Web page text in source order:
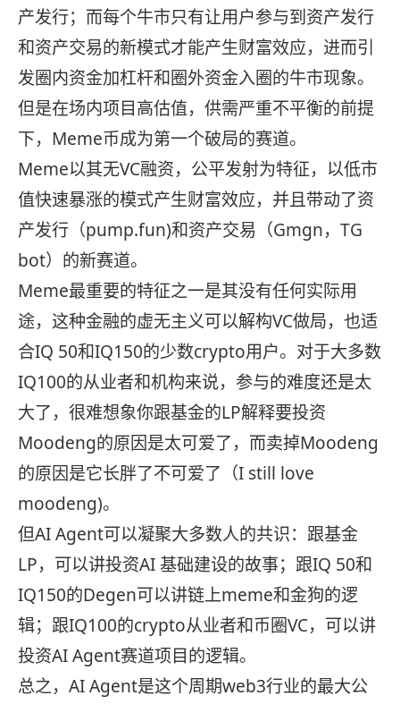
产发行；而每个牛市只有让用户参与到资产发行
和资产交易的新模式才能产生财富效应，进而引
发圈内资金加杠杆和圈外资金入圈的牛市现象。
但是在场内项目高估值，供需严重不平衡的前提
下，Meme币成为第一个破局的赛道。
Meme以其无VC融资，公平发射为特征，以低市
值快速暴涨的模式产生财富效应，并且带动了资
产发行（pump.fun)和资产交易（Gmgn，TG
bot）的新赛道。
Meme最重要的特征之一是其没有任何实际用
途，这种金融的虚无主义可以解构VC做局，也适
合IQ 50和IQ150的少数crypto用户。对于大多数
IQ100的从业者和机构来说，参与的难度还是太
大了，很难想象你跟基金的LP解释要投资
Moodeng的原因是太可爱了，而卖掉Moodeng
的原因是它长胖了不可爱了（I still love
moodeng)。
但AI Agent可以凝聚大多数人的共识：跟基金
LP，可以讲投资AI 基础建设的故事；跟IQ 50和
IQ150的Degen可以讲链上meme和金狗的逻
辑；跟IQ100的crypto从业者和币圈VC，可以讲
投资AI Agent赛道项目的逻辑。
总之，AI Agent是这个周期web3行业的最大公